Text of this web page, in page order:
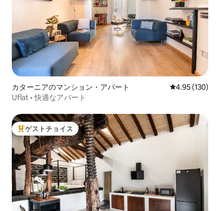
カターニアのマンション・アパート レビュー130
4.95 (130)
Uflat • 快適なアパート
大好評のゲストチョイスです。
ゲストチョイス